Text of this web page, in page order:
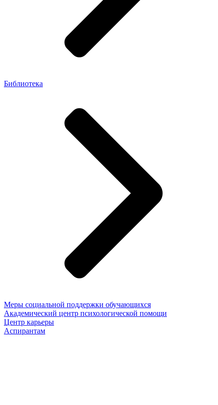
Библиотека
Меры социальной поддержки обучающихся
Академический центр психологической помощи
Центр карьеры
Аспирантам